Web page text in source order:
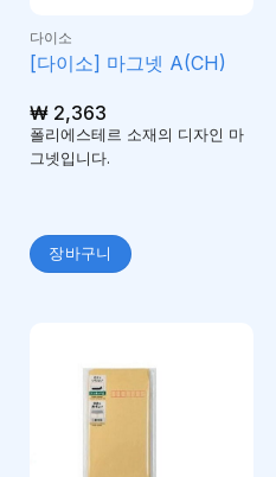
다이소
[다이소] 마그넷 A(CH)
₩2,363
폴리에스테르 소재의 디자인 마
그넷입니다.
장바구니